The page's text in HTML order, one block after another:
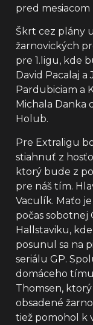
pred mesiacom
Škrt cez plány
žarnovických
pre 1.ligu, kde
David Pacalaj
Pardubiciam a
Michala
Holub.
Pre Extraligu
stiahnuť z
ktorý bude z
pre náš tím.
Vaculík. Maťo
počas sobotnej
Hallstaviku,
posunul sa na
seriálu GP.
domáceho
Thomsen,
obsadené
tiež pomohol k